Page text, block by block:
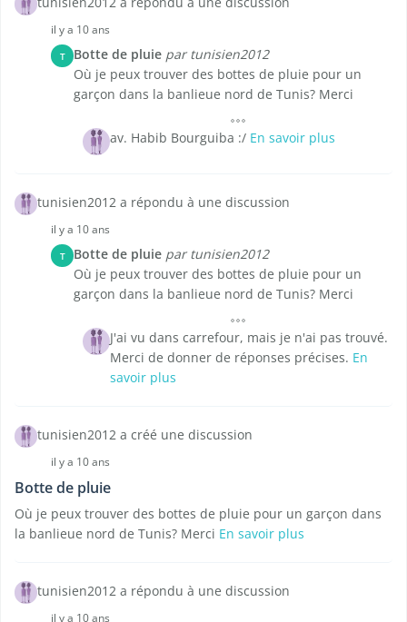
il y a 10 ans
T Botte de pluie par tunisien2012
Où je peux trouver des bottes de pluie pour un
garçon dans la banlieue nord de Tunis? Merci
av. Habib Bourguiba :/ En savoir plus
tunisien2012 a répondu à une discussion
il y a 10 ans
T Botte de pluie par tunisien2012
Où je peux trouver des bottes de pluie pour un
garçon dans la banlieue nord de Tunis? Merci
J'ai vu dans carrefour, mais je n'ai pas trouvé.
Merci de donner de réponses précises. En
savoir plus
tunisien2012 a créé une discussion
il y a 10 ans
Botte de pluie
Où je peux trouver des bottes de pluie pour un garçon dans
la banlieue nord de Tunis? Merci En savoir plus
tunisien2012 a répondu à une discussion
il y a 10 ans